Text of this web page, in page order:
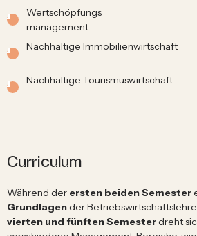
Wertschöpfungs
management
Nachhaltige Immobilienwirtschaft
Nachhaltige Tourismuswirtschaft
Curriculum
Während der ersten beiden Semester
Grundlagender Betriebswirtschaftslehre
vierten und fünften Semesterdreht